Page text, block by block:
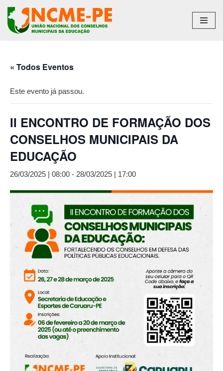
Pular
conteúdo
« Todos Eventos
Este evento já passou.
II ENCONTRO DE FORMAÇÃO DOS
CONSELHOS MUNICIPAIS DA
EDUCAÇÃO
26/03/2025 | 08:00 - 28/03/2025 | 17:00